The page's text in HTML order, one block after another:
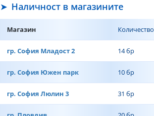
Наличност в магазините
Магазин Количество
гр. София Младост 2 14 бр
гр. София Южен парк 10 бр
гр. София Люлин 3 31 бр